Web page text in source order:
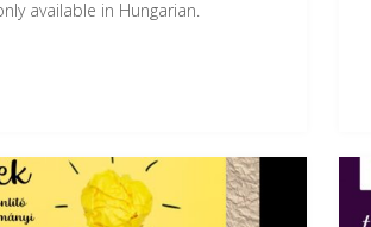
available in Hungarian.